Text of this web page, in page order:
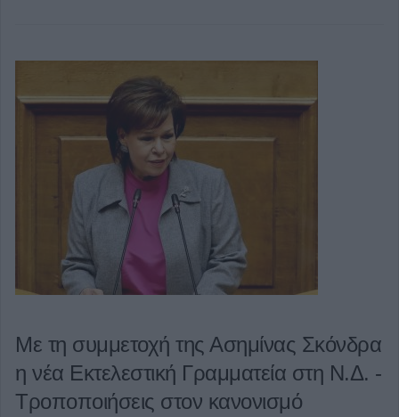
Με τη συμμετοχή της Ασημίνας Σκόνδρα
η νέα Εκτελεστική Γραμματεία στη Ν.Δ. -
Τροποποιήσεις στον κανονισμό